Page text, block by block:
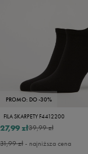
PROMO: DO -30%
FILA SKARPETY F4412200
39,99 zł
27,99 zł
31,99 zł- najniższa cena